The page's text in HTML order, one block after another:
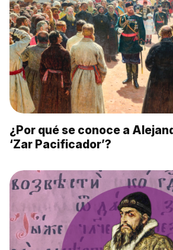
¿Por qué se conoce a
‘Zar Pacificador’?